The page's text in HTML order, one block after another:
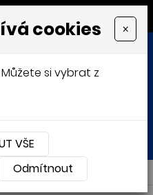
Košík
cookies ×
si vybrat z
VŠE
Odmítnout